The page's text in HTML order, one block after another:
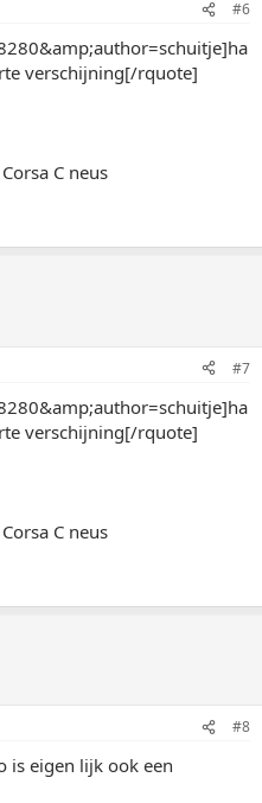
#6
verschijning[/rquote]
C neus
#7
verschijning[/rquote]
C neus
#8
is eigen lijk ook een